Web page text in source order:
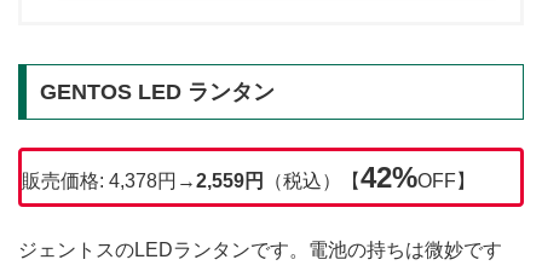
GENTOS LED ランタン
販売価格: 4,378円→2,559円 （税込）【42%OFF】
ジェントスのLEDランタンです。電池の持ちは微妙です